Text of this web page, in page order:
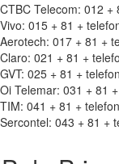
CTBC Telecom: 012 +
Vivo: 015 + 81 +
Aerotech: 017 + 81 +
Claro: 021 + 81 +
GVT: 025 + 81 +
Oi Telemar: 031 + 81
TIM: 041 + 81 +
Sercontel: 043 + 81 +